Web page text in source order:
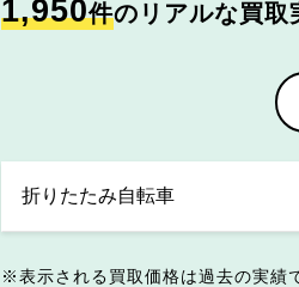
1,950件のリアルな買取
表示される買取価格は過去の実績